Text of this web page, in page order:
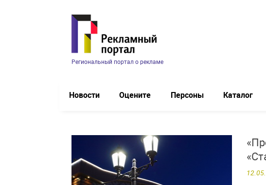
Региональный портал о рекламе
Новости Оцените Персоны Каталог